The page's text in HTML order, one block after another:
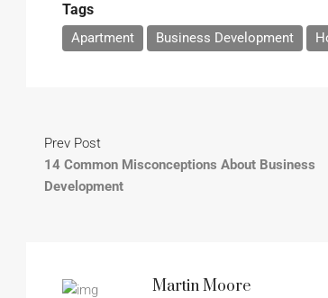
Tags
Apartment Business Development
Prev Post
14 Common Misconceptions About Business
Development
Martin Moore